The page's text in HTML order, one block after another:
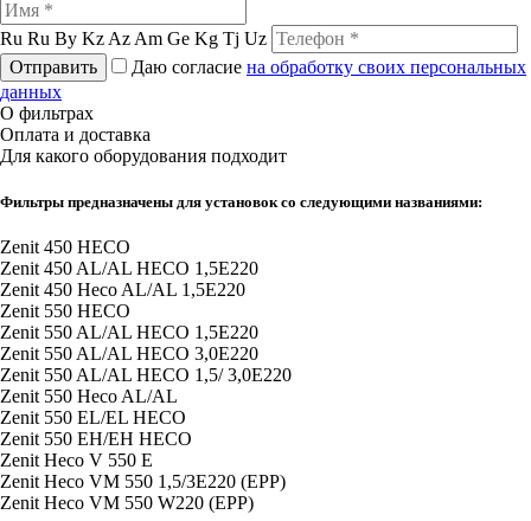
Ru Ru By Kz Az Am Ge Kg Tj Uz
Отправить
Даю согласие на обработку своих персональных
данных
О фильтрах
Оплата и доставка
Для какого оборудования подходит
Фильтры предназначены для установок со следующими названиями:
Zenit 450 HECO
Zenit 450 AL/AL HECO 1,5E220
Zenit 450 Heco AL/AL 1,5E220
Zenit 550 HECO
Zenit 550 AL/AL HECO 1,5E220
Zenit 550 AL/AL HECO 3,0E220
Zenit 550 AL/AL HECO 1,5/ 3,0E220
Zenit 550 Heco AL/AL
Zenit 550 EL/EL HECO
Zenit 550 EH/EH HECO
Zenit Heco V 550 E
Zenit Heco VM 550 1,5/3E220 (EPP)
Zenit Heco VM 550 W220 (EPP)